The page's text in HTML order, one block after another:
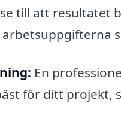
till att resultatet
En
för ditt